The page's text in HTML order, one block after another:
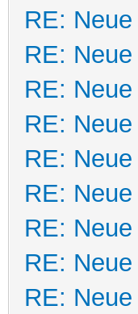
RE:
RE:
RE:
RE:
RE:
RE:
RE:
RE:
RE: